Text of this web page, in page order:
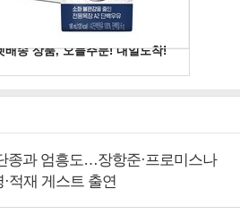
종과 엄흥도…장항준·프로미스나
·적재 게스트 출연